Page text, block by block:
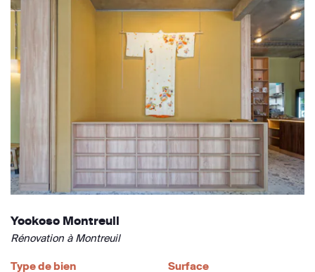
Yookoso Montreuil
Rénovation à Montreuil
Type de bien
Surface